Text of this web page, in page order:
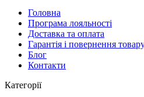
Головна
Програма лояльності
Доставка та оплата
Гарантія і повернення
Блог
Контакти
Категорії